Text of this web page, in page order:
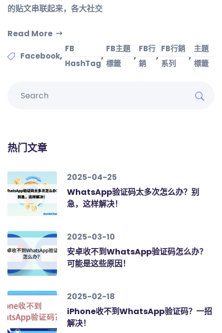
的贴文串联起来，各大社交
Read More
Facebook,
FB
HashTag
,
FB主題
標籤
,
FB行
銷
,
FB行銷
系列
,
主題
標籤
热门文章
2025-04-25
WhatsApp验证码太多次怎么办？别
急，这样解决！
2025-03-10
安卓收不到WhatsApp验证码怎么办？
可能是这些原因！
2025-02-18
iPhone收不到WhatsApp验证码？一招
解决！